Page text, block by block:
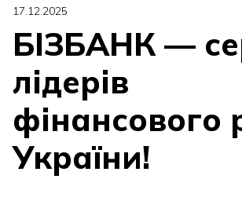
17.12.2025
БІЗБАНК —
лідерів
фінансового
України!